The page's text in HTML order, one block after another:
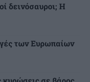
δεινόσαυροι; Η
των Ευρωπαίων